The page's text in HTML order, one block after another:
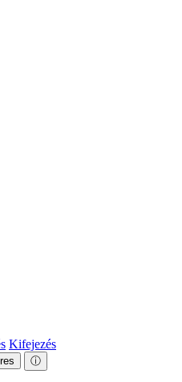
Kifejezés
ⓘ